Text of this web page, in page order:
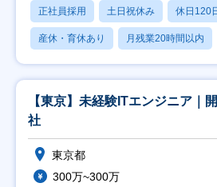
正社員採用 土日祝休み 休日120
産休・育休あり 月残業20時間以内
【東京】未経験ITエンジニア｜
社
東京都
300万~300万